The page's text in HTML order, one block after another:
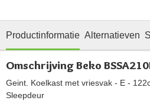
Productinformatie Alternatieven
Omschrijving Beko
Geint. Koelkast met vriesvak - E -
Sleepdeur